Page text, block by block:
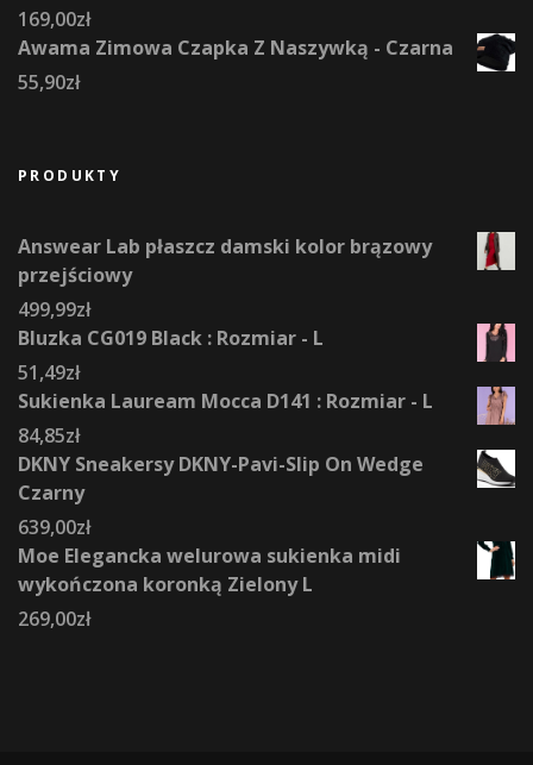
169,00zł
Awama Zimowa Czapka Z Naszywką - Czarna
55,90zł
PRODUKTY
Answear Lab płaszcz damski kolor brązowy
przejściowy
499,99zł
Bluzka CG019 Black : Rozmiar - L
51,49zł
Sukienka Lauream Mocca D141 : Rozmiar - L
84,85zł
DKNY Sneakersy DKNY-Pavi-Slip On Wedge
Czarny
639,00zł
Moe Elegancka welurowa sukienka midi
wykończona koronką Zielony L
269,00zł